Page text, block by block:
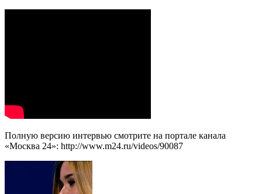
Полную версию интервью смотрите на портале канала
«Москва 24»: http://www.m24.ru/videos/90087